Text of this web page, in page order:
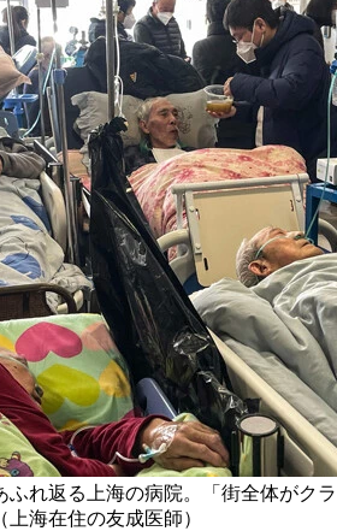
ふれ返る上海の病院。「街全体がクラ
海在住の友成医師）